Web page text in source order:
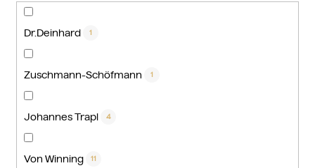
Dr.Deinhard 1
Zuschmann-Schöfmann 1
Johannes Trapl 4
Von Winning 11